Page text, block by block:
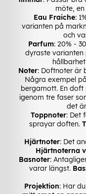
möte,
Eau Fraiche:
varianten på
och
Parfum: 20% -
dyraste varianten
Noter: Doftnoter är
Några exempel
bergamott. En
igenom tre faser
det
Toppnoter: Det
sprayar doften.
Hjärtnoter: Det
Hjärtnoterna
Basnoter:
varar längst.
Projektion: Har